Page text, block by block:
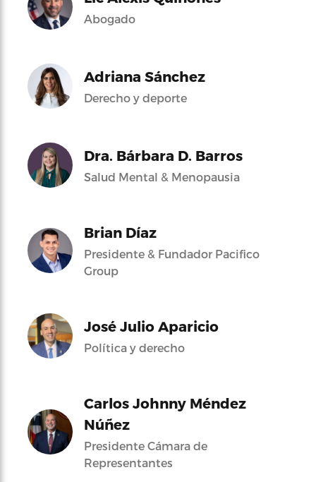
Abogado
Adriana Sánchez
Derecho y deporte
Dra. Bárbara D. Barros
Salud Mental & Menopausia
Brian Díaz
Presidente & Fundador Pacifico
Group
José Julio Aparicio
Política y derecho
Carlos Johnny Méndez
Núñez
Presidente Cámara de
Representantes